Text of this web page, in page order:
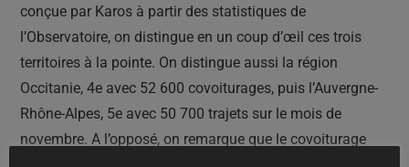
conçue par Karos à partir des statistiques de
l’Observatoire, on distingue en un coup d’œil ces trois
territoires à la pointe. On distingue aussi la région
Occitanie, 4e avec 52 600 covoiturages, puis l’Auvergne-
Rhône-Alpes, 5e avec 50 700 trajets sur le mois de
novembre. A l’opposé, on remarque que le covoiturage